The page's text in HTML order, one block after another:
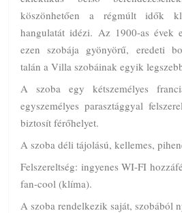
köszönhetően a régmúlt idők
hangulatát idézi. Az 1900-as évek
ezen szobája gyönyörű, eredeti
talán a Villa szobáinak egyik
A szoba egy kétszemélyes
egyszemélyes parasztággyal
biztosít férőhelyet.
A szoba déli tájolású, kellemes,
Felszereltség: ingyenes WI-FI
fan-cool (klíma).
A szoba rendelkezik saját, szobából